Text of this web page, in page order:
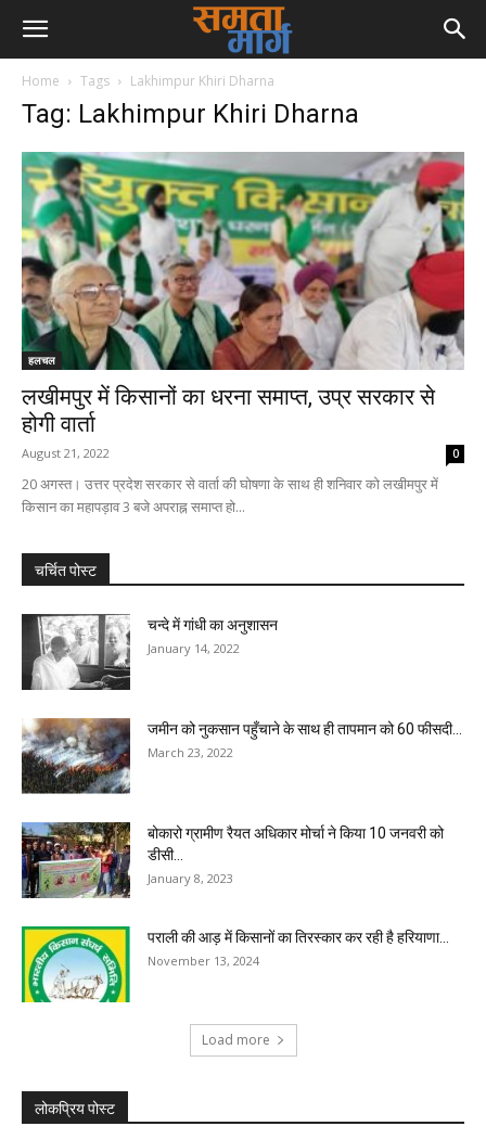
Home Tags Lakhimpur Khiri Dharna
Tag: Lakhimpur Khiri Dharna
हलचल
लखीमपुर में किसानों का धरना समाप्त, उप्र सरकार से
होगी वार्ता
August 21, 2022 0
20 अगस्त। उत्तर प्रदेश सरकार से वार्ता की घोषणा के साथ ही शनिवार को लखीमपुर में
किसान का महापड़ाव 3 बजे अपराह्न समाप्त हो...
चर्चित पोस्ट
चन्दे में गांधी का अनुशासन
January 14, 2022
जमीन को नुकसान पहुँचाने के साथ ही तापमान को 60 फीसदी...
March 23, 2022
बोकारो ग्रामीण रैयत अधिकार मोर्चा ने किया 10 जनवरी को
डीसी...
January 8, 2023
पराली की आड़ में किसानों का तिरस्कार कर रही है हरियाणा...
November 13, 2024
Load more
लोकप्रिय पोस्ट